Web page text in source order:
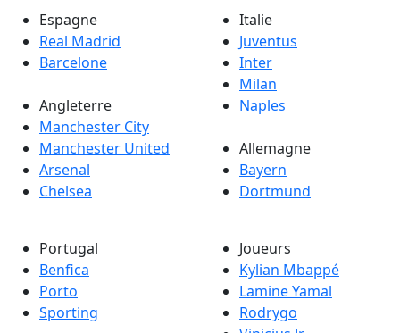
Espagne
Real Madrid
Barcelone
Angleterre
Manchester City
Manchester United
Arsenal
Chelsea
Italie
Juventus
Inter
Milan
Naples
Allemagne
Bayern
Dortmund
Portugal
Benfica
Porto
Sporting
Joueurs
Kylian Mbappé
Lamine Yamal
Rodrygo